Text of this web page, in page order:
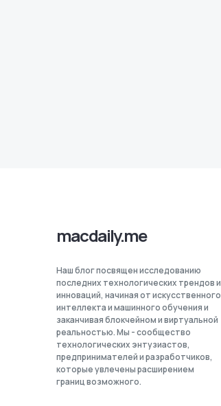
macdaily.me
Наш блог посвящен исследованию
последних технологических трендов и
инноваций, начиная от искусственного
интеллекта и машинного обучения и
заканчивая блокчейном и виртуальной
реальностью. Мы - сообщество
технологических энтузиастов,
предпринимателей и разработчиков,
которые увлечены расширением
границ возможного.